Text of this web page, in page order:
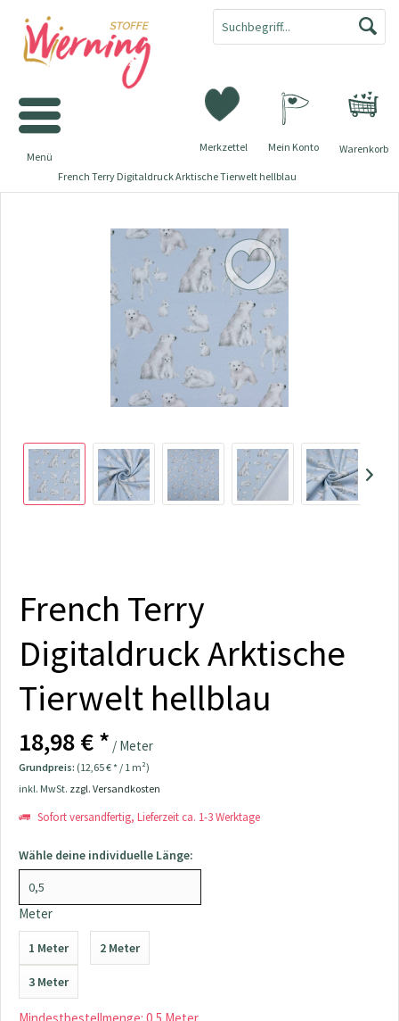
Warenkorb
Merkzettel Mein Konto
Menü
French Terry Digitaldruck Arktische Tierwelt hellblau
French Terry
Digitaldruck Arktische
Tierwelt hellblau
18,98 € * / Meter
Grundpreis: (12,65 € * / 1 m²)
inkl. MwSt. zzgl. Versandkosten
Sofort versandfertig, Lieferzeit ca. 1-3 Werktage
Wähle deine individuelle Länge:
Meter
1 Meter 2 Meter
3 Meter